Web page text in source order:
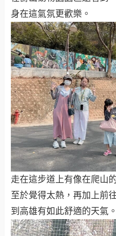
身在這氣氛更歡樂。
走在這步道上有像在爬山
至於覺得太熱，再加上前
到高雄有如此舒適的天氣。